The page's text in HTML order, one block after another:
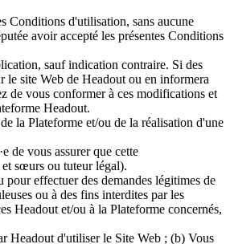
Conditions d'utilisation, sans aucune
avoir accepté les présentes Conditions
sauf indication contraire. Si des
le site Web de Headout ou en informera
de vous conformer à ces modifications et
Headout.
la Plateforme et/ou de la réalisation d'une
de vous assurer que cette
et sœurs ou tuteur légal).
effectuer des demandes légitimes de
ou à des fins interdites par les
Headout et/ou à la Plateforme concernés,
Headout d'utiliser le Site Web ; (b) Vous